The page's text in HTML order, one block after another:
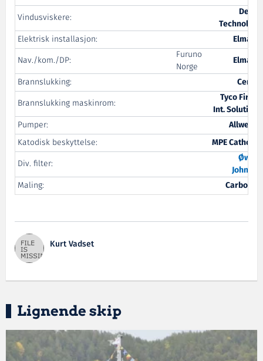
Vindusviskere:
Decca
Technology
Elektrisk installasjon:
Elmarin
Nav./kom./DP:
Furuno
Norge
Elmarin
Brannslukking:
Certex
Brannslukking maskinrom:
Tyco Fire &
Int. Solutions
Pumper:
Allweiler
Katodisk beskyttelse:
MPE Cathodic
Div. filter:
Øwre
Johnsen
Maling:
Carboline
Kurt Vadset
Lignende skip